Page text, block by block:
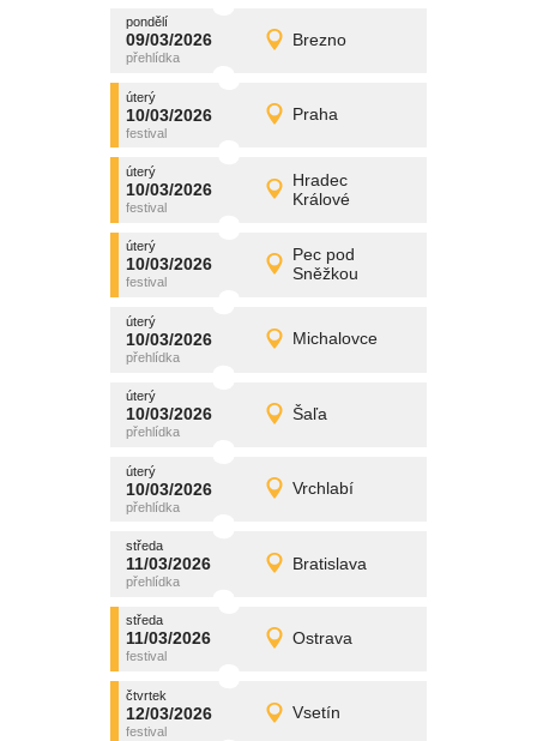
pondělí
09/03/2026 Brezno
pondělí
09/03/2026 Detail
promítání
úterý
10/03/2026 Praha
úterý
10/03/2026 Detail
promítání
úterý
10/03/2026
Hradec
Králové
úterý
10/03/2026 Detail
promítání
úterý
10/03/2026
Pec pod
Sněžkou
úterý
10/03/2026 Detail
promítání
úterý
10/03/2026 Michalovce
úterý
10/03/2026 Detail
promítání
úterý
10/03/2026 Šaľa
úterý
10/03/2026 Detail
promítání
úterý
10/03/2026 Vrchlabí
úterý
10/03/2026 Detail
promítání
středa
11/03/2026 Bratislava
středa
11/03/2026 Detail
promítání
středa
11/03/2026 Ostrava
středa
11/03/2026 Detail
promítání
čtvrtek
12/03/2026 Vsetín
čtvrtek
12/03/2026 Detail
promítání